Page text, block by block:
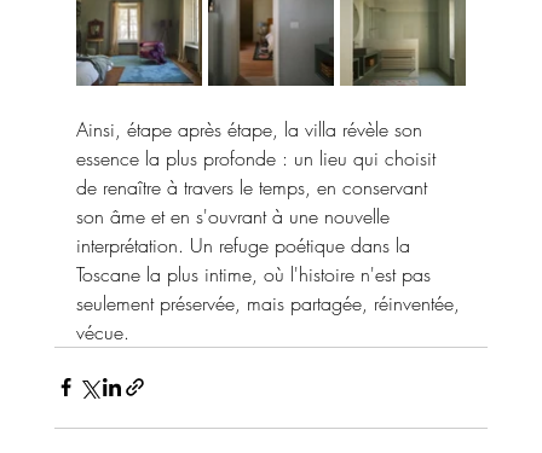
Ainsi, étape après étape, la villa révèle son
essence la plus profonde : un lieu qui choisit
de renaître à travers le temps, en conservant
son âme et en s'ouvrant à une nouvelle
interprétation. Un refuge poétique dans la
Toscane la plus intime, où l'histoire n'est pas
seulement préservée, mais partagée, réinventée,
vécue.